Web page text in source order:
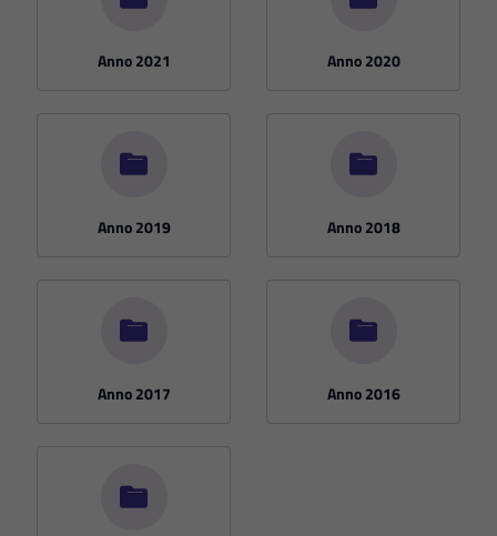
Anno 2021 Anno 2020
Anno 2019 Anno 2018
Anno 2017 Anno 2016